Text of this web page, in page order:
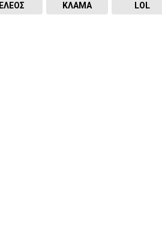
ΕΛΕΟΣ ΚΛΑΜΑ LOL